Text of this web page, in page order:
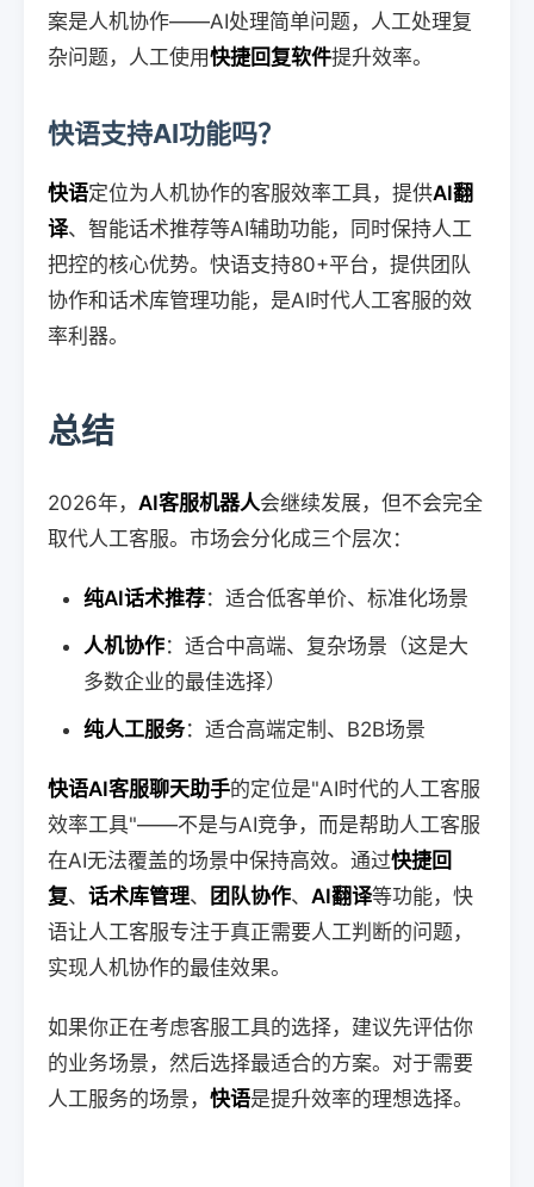
案是人机协作——AI处理简单问题，人工处理复
杂问题，人工使用快捷回复软件提升效率。
快语支持AI功能吗？
快语定位为人机协作的客服效率工具，提供AI翻
译、智能话术推荐等AI辅助功能，同时保持人工
把控的核心优势。快语支持80+平台，提供团队
协作和话术库管理功能，是AI时代人工客服的效
率利器。
总结
2026年， AI客服机器人会继续发展，但不会完全
取代人工客服。市场会分化成三个层次：
纯AI话术推荐：适合低客单价、标准化场景
人机协作：适合中高端、复杂场景（这是大
多数企业的最佳选择）
纯人工服务：适合高端定制、B2B场景
快语AI客服聊天助手的定位是"AI时代的人工客服
效率工具"——不是与AI竞争，而是帮助人工客服
在AI无法覆盖的场景中保持高效。通过快捷回
复、 话术库管理、 团队协作、 AI翻译等功能，快
语让人工客服专注于真正需要人工判断的问题，
实现人机协作的最佳效果。
如果你正在考虑客服工具的选择，建议先评估你
的业务场景，然后选择最适合的方案。对于需要
人工服务的场景， 快语是提升效率的理想选择。